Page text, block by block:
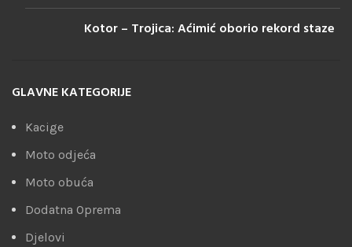
Kotor – Trojica: Aćimić oborio rekord staze
GLAVNE KATEGORIJE
Kacige
Moto odjeća
Moto obuća
Dodatna Oprema
Djelovi